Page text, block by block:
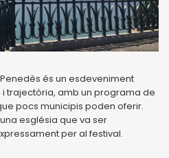
és un esdeveniment
trajectòria, amb un programa de
pocs municipis poden oferir.
església que va ser
per al festival.